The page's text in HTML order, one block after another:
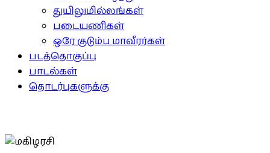
துயிலுமில்லங்கள்
படையணிகள்
ஒரே குடும்ப மாவீரர்கள்
படத்தொகுப்பு
பாடல்கள்
தொடர்புகளுக்கு